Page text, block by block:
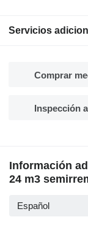
Servicios
Comprar
Inspección
Información
24 m3
Español